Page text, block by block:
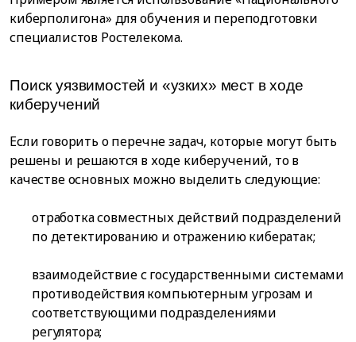
киберполигона» для обучения и переподготовки
специалистов Ростелекома.
Поиск уязвимостей и «узких» мест в ходе
киберучений
Если говорить о перечне задач, которые могут быть
решены и решаются в ходе киберучений, то в
качестве основных можно выделить следующие:
отработка совместных действий подразделений
по детектированию и отражению кибератак;
взаимодействие с государственными системами
противодействия компьютерным угрозам и
соответствующими подразделениями
регулятора;